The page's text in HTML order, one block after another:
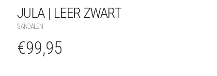
JULA | LEER ZWART
SANDALEN
€99,95